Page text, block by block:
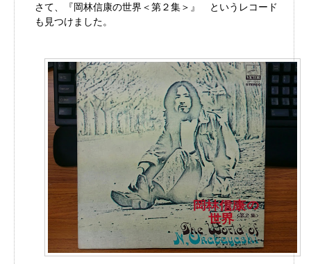
さて、『岡林信康の世界＜第２集＞』 というレコード
も見つけました。